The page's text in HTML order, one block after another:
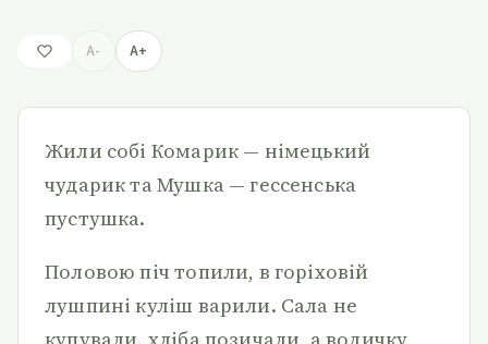
A- A+
Жили собі Комарик — німецький
чударик та Мушка — гессенська
пустушка.
Половою піч топили, в горіховій
лушпині куліш варили. Сала не